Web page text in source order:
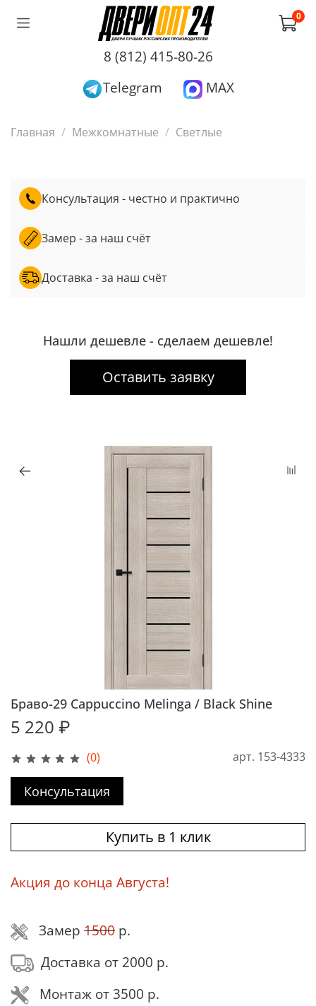
0
8 (812) 415-80-26
Telegram
MAX
Главная Межкомнатные Светлые
Консультация - честно и практично
Замер - за наш счёт
Доставка - за наш счёт
Нашли дешевле - сделаем дешевле!
Оставить заявку
(0) арт. 153-4333
Браво-29 Cappuccino Melinga / Black Shine
5 220 ₽
Консультация
Купить в 1 клик
Акция до конца Августа!
Замер 1500 р.
Доставка от 2000 р.
Монтаж от 3500 р.